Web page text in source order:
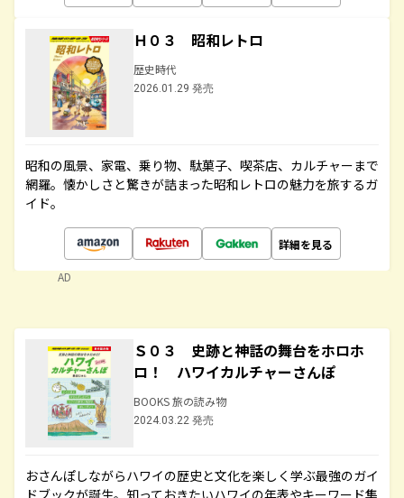
Ｈ０３ 昭和レトロ
歴史時代
2026.01.29 発売
昭和の風景、家電、乗り物、駄菓子、喫茶店、カルチャーまで
網羅。懐かしさと驚きが詰まった昭和レトロの魅力を旅するガ
イド。
詳細を見る
AD
Ｓ０３ 史跡と神話の舞台をホロホ
ロ！ ハワイカルチャーさんぽ
BOOKS 旅の読み物
2024.03.22 発売
おさんぽしながらハワイの歴史と文化を楽しく学ぶ最強のガイ
ドブックが誕生。知っておきたいハワイの年表やキーワード集